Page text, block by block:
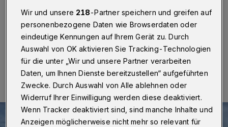
Coronabedingten-Minus für das Jahr 2020.
20.08.2020 , 13:12 Uhr Eine Minute Lesezeit
Wir und unsere 218-Partner speichern und greifen auf
personenbezogene Daten wie Browserdaten oder
eindeutige Kennungen auf Ihrem Gerät zu. Durch
Auswahl von OK aktivieren Sie Tracking-Technologien
für die unter „Wir und unsere Partner verarbeiten
Daten, um Ihnen Dienste bereitzustellen“ aufgeführten
Zwecke. Durch Auswahl von Alle ablehnen oder
Widerruf Ihrer Einwilligung werden diese deaktiviert.
Wenn Tracker deaktiviert sind, sind manche Inhalte und
Anzeigen möglicherweise nicht mehr so relevant für